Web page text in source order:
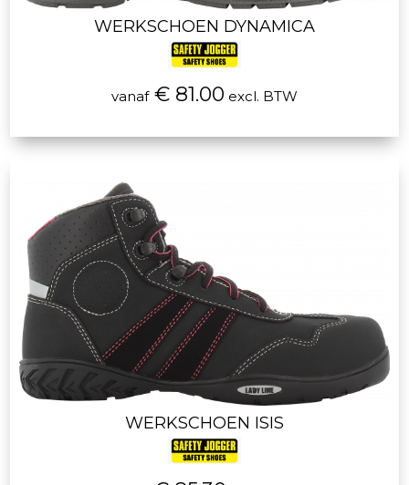
WERKSCHOEN DYNAMICA
vanaf€ 81.00 excl. BTW
WERKSCHOEN ISIS